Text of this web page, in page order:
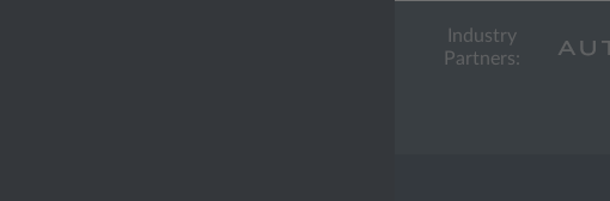
Industry
Partners: